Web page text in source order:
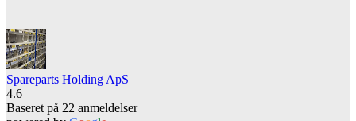
Spareparts Holding ApS
4.6
Baseret på 22 anmeldelser